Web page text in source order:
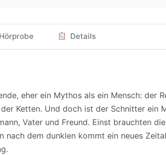
Hörprobe Details
eher ein Mythos als ein Mensch: der
Ketten. Und doch ist der Schnitter ein
Vater und Freund. Einst brauchten
nach dem dunklen kommt ein neues